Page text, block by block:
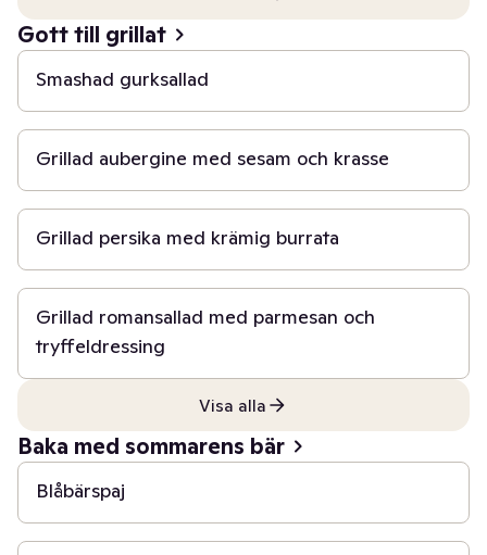
Gott till grillat
10 min
Smashad gurksallad
30 min
Grillad aubergine med sesam och krasse
20 min
Grillad persika med krämig burrata
30 min
Grillad romansallad med parmesan och
tryffeldressing
Visa alla
Baka med sommarens bär
30 min
Blåbärspaj
15 min